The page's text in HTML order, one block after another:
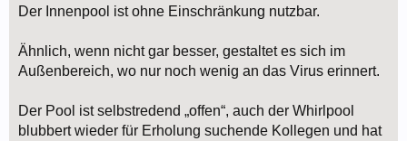
Der Innenpool ist ohne Einschränkung nutzbar.
Ähnlich, wenn nicht gar besser, gestaltet es sich im
Außenbereich, wo nur noch wenig an das Virus erinnert.
Der Pool ist selbstredend „offen“, auch der Whirlpool
blubbert wieder für Erholung suchende Kollegen und hat